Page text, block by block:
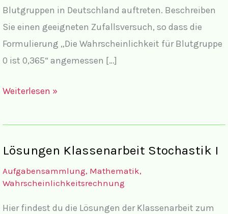
Blutgruppen in Deutschland auftreten. Beschreiben
Sie einen geeigneten Zufallsversuch, so dass die
Formulierung „Die Wahrscheinlichkeit für Blutgruppe
0 ist 0,365“ angemessen […]
Klassenarbeit
Stochastik
Jahrgangsstufe
13
Weiterlesen »
Lösungen Klassenarbeit Stochastik I
Aufgabensammlung, Mathematik,
Wahrscheinlichkeitsrechnung
Hier findest du die Lösungen der Klassenarbeit zum